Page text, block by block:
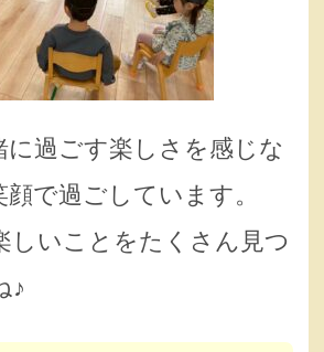
に過ごす楽しさを感じな
で過ごしています。
しいことをたくさん見つ
♪